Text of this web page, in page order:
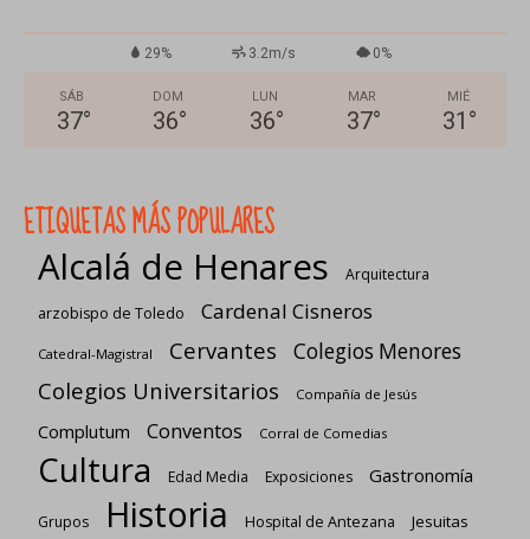
29% 3.2m/s 0%
SÁB
37°
DOM
36°
LUN
36°
MAR
37°
MIÉ
31 °
ETIQUETAS MÁS POPULARES
Alcalá de Henares
Arquitectura
arzobispo de Toledo
Cardenal Cisneros
Catedral-Magistral Cervantes Colegios Menores
Colegios Universitarios Compañía de Jesús
Complutum Conventos Corral de Comedias
Cultura Edad Media Exposiciones Gastronomía
Grupos Historia Hospital de Antezana Jesuitas